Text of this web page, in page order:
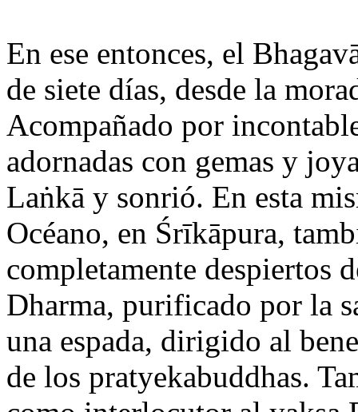
En ese entonces, el
de siete días, desde la
Acompañado por
adornadas con gemas y
Laṅkā y sonrió. En esta
Océano, en Śrīkāpura,
completamente despiertos
Dharma, purificado por la
una espada, dirigido al
de los pratyekabuddhas.